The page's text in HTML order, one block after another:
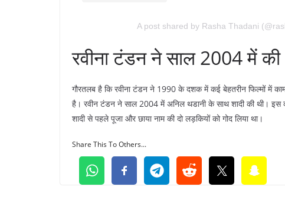
A post shared by Rasha Thadani
रवीना टंडन ने साल 2004 में की
गौरतलब है कि रवीना टंडन ने 1990 के दशक में कई बेहतरीन फिल्मों में
है। रवीन टंडन ने साल 2004 में अनिल थडानी के साथ शादी की थी। इस
शादी से पहले पूजा और छाया नाम की दो लड़कियों को गोद लिया था।
Share This To Others...